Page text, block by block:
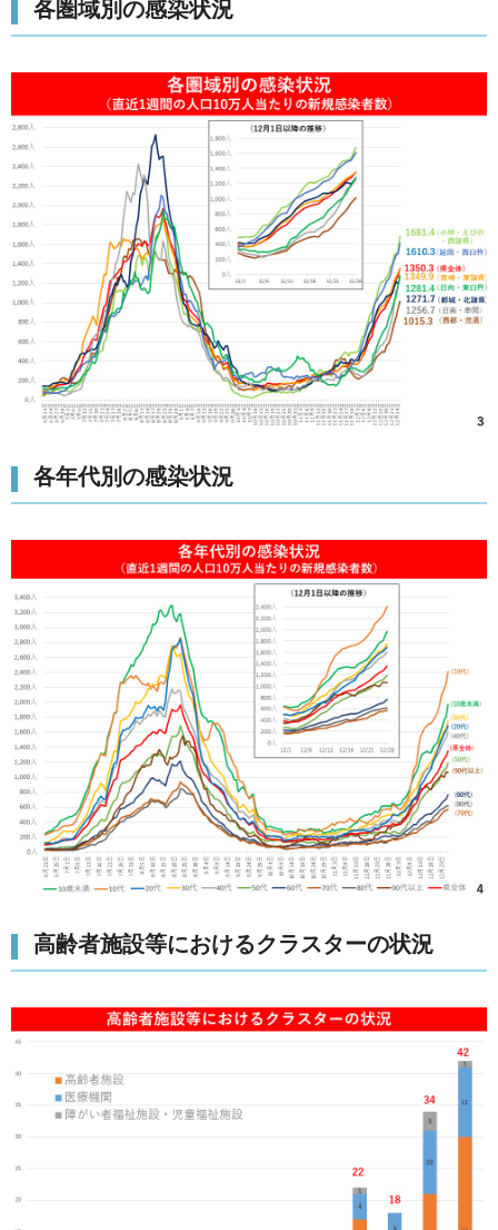
各圏域別の感染状況
各年代別の感染状況
高齢者施設等におけるクラスターの状況